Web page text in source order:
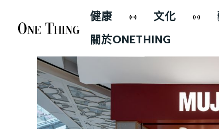
健康 文化
關於ONETHING